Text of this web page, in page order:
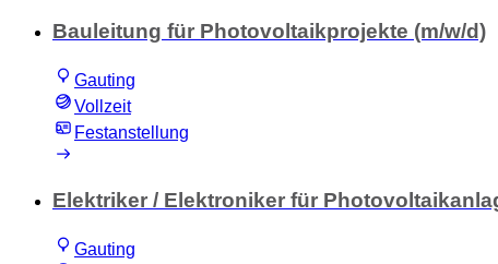
Bauleitung für Photovoltaikprojekte (m/w/d)
Gauting
Vollzeit
Festanstellung
Elektriker / Elektroniker für
Gauting